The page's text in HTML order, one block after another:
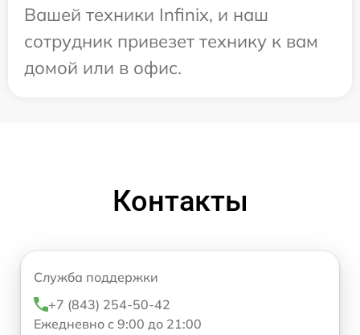
Вашей техники Infinix, и наш
сотрудник привезет технику к вам
домой или в офис.
Контакты
Служба поддержки
+7 (843) 254-50-42
Ежедневно с 9:00 до 21:00